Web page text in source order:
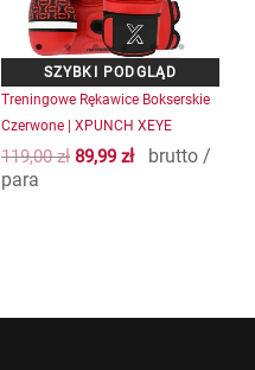
Treningowe Rękawice Bokserskie
Czerwone | XPUNCH XEYE
119,00zł 89,99 zł
brutto /
para
Opcje
można
wybrać
na
stronie